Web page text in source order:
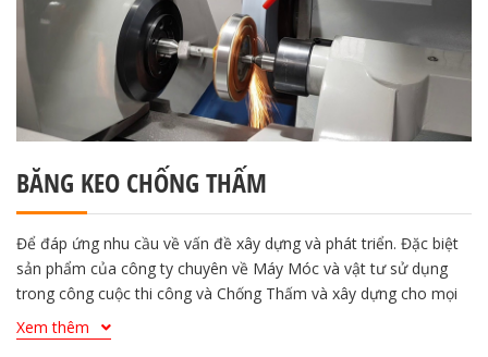
BĂNG KEO CHỐNG THẤM
Để đáp ứng nhu cầu về vấn đề xây dựng và phát triển. Đặc biệt
sản phẩm của công ty chuyên về Máy Móc và vật tư sử dụng
trong công cuộc thi công và Chống Thấm và xây dựng cho mọi
công trình. Trải qua hơn 5 năm phát triển, Công Ty luôn lấy
khách hàng làm gốc.
Xem thêm